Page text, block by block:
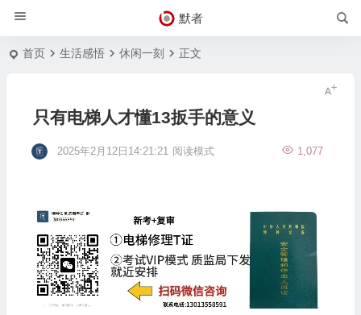
默者
首页 生活感悟 休闲一刻 正文
只有电梯人才懂13扳手的意义
2025年2月12日14:21:21 1,077
阅读模式